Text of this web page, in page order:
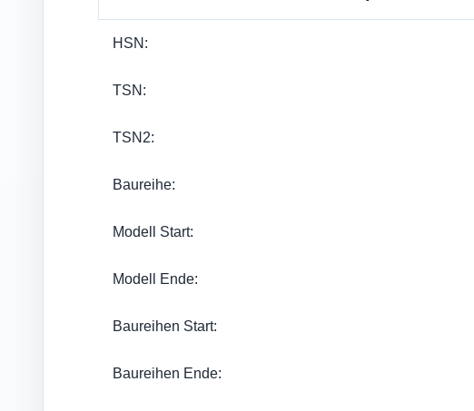
HSN:
TSN:
TSN2:
Baureihe:
Modell Start:
Modell Ende:
Baureihen Start:
Baureihen Ende: